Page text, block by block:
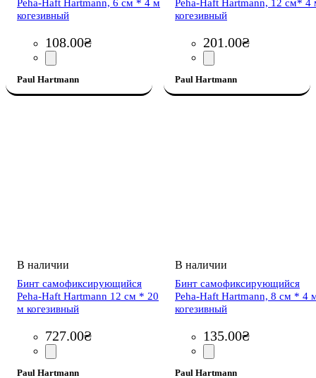
Peha-Haft Hartmann, 6 см * 4 м
когезивный
108.00₴
Paul Hartmann
Peha-Haft Hartmann, 12 см* 4
когезивный
201.00₴
Paul Hartmann
Бинт самофиксирующийся
Peha-Haft Hartmann 12 см * 20
м когезивный
727.00₴
Paul Hartmann
Бинт самофиксирующийся
Peha-Haft Hartmann, 8 см * 4
когезивный
135.00₴
Paul Hartmann